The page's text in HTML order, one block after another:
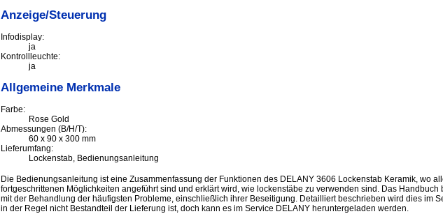
Anzeige/Steuerung
Infodisplay:
ja
Kontrollleuchte:
ja
Allgemeine Merkmale
Farbe:
Rose Gold
Abmessungen (B/H/T):
60 x 90 x 300 mm
Lieferumfang:
Lockenstab, Bedienungsanleitung
Die Bedienungsanleitung ist eine Zusammenfassung der Funktionen des DELANY 3606 Lockenstab Keramik, wo
fortgeschrittenen Möglichkeiten angeführt sind und erklärt wird, wie lockenstäbe zu verwenden sind. Das Handbuch
mit der Behandlung der häufigsten Probleme, einschließlich ihrer Beseitigung. Detailliert beschrieben wird dies im
in der Regel nicht Bestandteil der Lieferung ist, doch kann es im Service DELANY heruntergeladen werden.